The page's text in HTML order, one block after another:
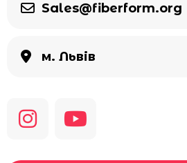
Sales@fiberform.org
м. Львів